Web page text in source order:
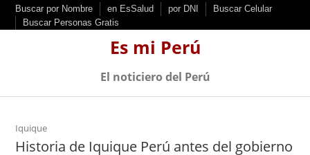
k
Buscar por Nombre en EsSalud por DNI
Buscar Celular
Buscar Personas Gratis
Es mi Perú
El noticiero del Perú
Iquique
Historia de Iquique Perú antes del gobierno